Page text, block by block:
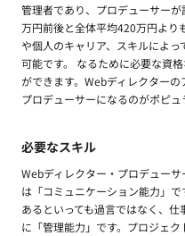
管理者であり、プロデューサー
万円前後と全体平均420万円より
や個人のキャリア、スキルによ
可能です。 なるために必要な資
ができます。Webディレクター
プロデューサーになるのがポピュ
必要なスキル
Webディレクター・プロデュー
は「コミュニケーション能力」
あるといっても過言ではなく、
に「管理能力」です。プロジェク